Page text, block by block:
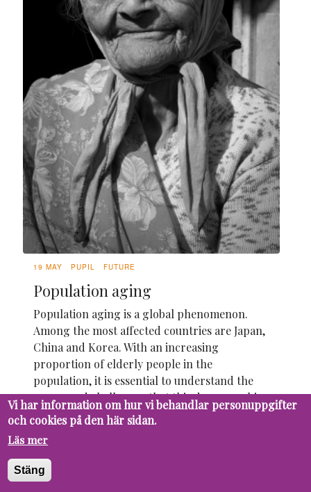
19 MAY PUPIL FUTURE
Population aging
Population aging is a global phenomenon.
Among the most affected countries are Japan,
China and Korea. With an increasing
proportion of elderly people in the
population, it is essential to understand the
causes and challenges that this demographic
change brings.
Vi har information om hur vi behandlar personuppgifter
och cookies på den här sidan.
Läs mer
Stäng